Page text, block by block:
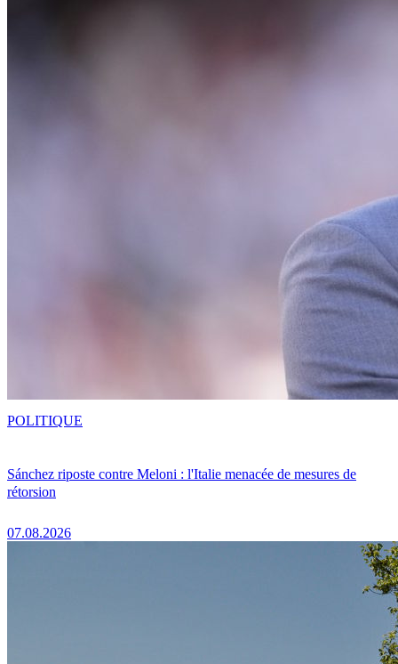
Sánchez riposte contre Meloni : l'Italie menacée de mesures de
rétorsion
07.08.2026
POLITIQUE